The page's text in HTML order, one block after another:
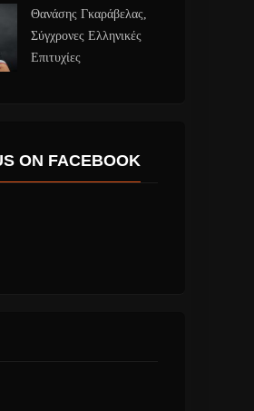
Θανάσης Γκαράβελας,
Σύγχρονες Ελληνικές
Επιτυχίες
ON FACEBOOK